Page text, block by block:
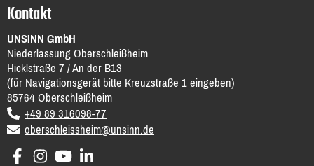
Kontakt
UNSINN GmbH
Niederlassung Oberschleißheim
Hicklstraße 7 / An der B13
(für Navigationsgerät bitte Kreuzstraße 1 eingeben)
85764Oberschleißheim
DE voice
+49 89 316098-77
email
oberschleissheim@unsinn.de